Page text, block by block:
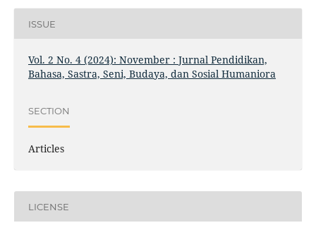
ISSUE
Vol. 2 No. 4 (2024): November : Jurnal Pendidikan,
Bahasa, Sastra, Seni, Budaya, dan Sosial Humaniora
SECTION
Articles
LICENSE